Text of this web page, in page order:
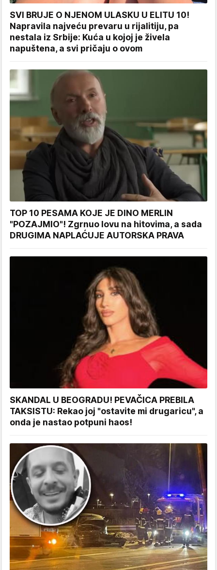
SVI BRUJE O NJENOM ULASKU U ELITU 10!
Napravila najveću prevaru u rijalitiju, pa
nestala iz Srbije: Kuća u kojoj je živela
napuštena, a svi pričaju o ovom
TOP 10 PESAMA KOJE JE DINO MERLIN
"POZAJMIO"! Zgrnuo lovu na hitovima, a sada
DRUGIMA NAPLAĆUJE AUTORSKA PRAVA
SKANDAL U BEOGRADU! PEVAČICA PREBILA
TAKSISTU: Rekao joj "ostavite mi drugaricu", a
onda je nastao potpuni haos!